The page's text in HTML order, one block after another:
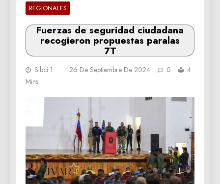
REGIONALES
Fuerzas de seguridad ciudadana
recogieron propuestas paralas
7T
Sibci 1 26 De Septiembre De 2024 0
4
Mins